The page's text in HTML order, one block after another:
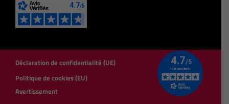
Déclaration de confidentialité (UE)
Politique de cookies (EU)
Avertissement